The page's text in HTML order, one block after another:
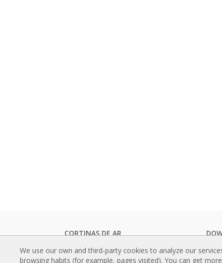
CORTINAS DE AR
Cortinas de ar standard
Cortinas de ar embutidas
We use our own and third-party cookies to analyze our
browsing habits (for example, pages visited). You can get